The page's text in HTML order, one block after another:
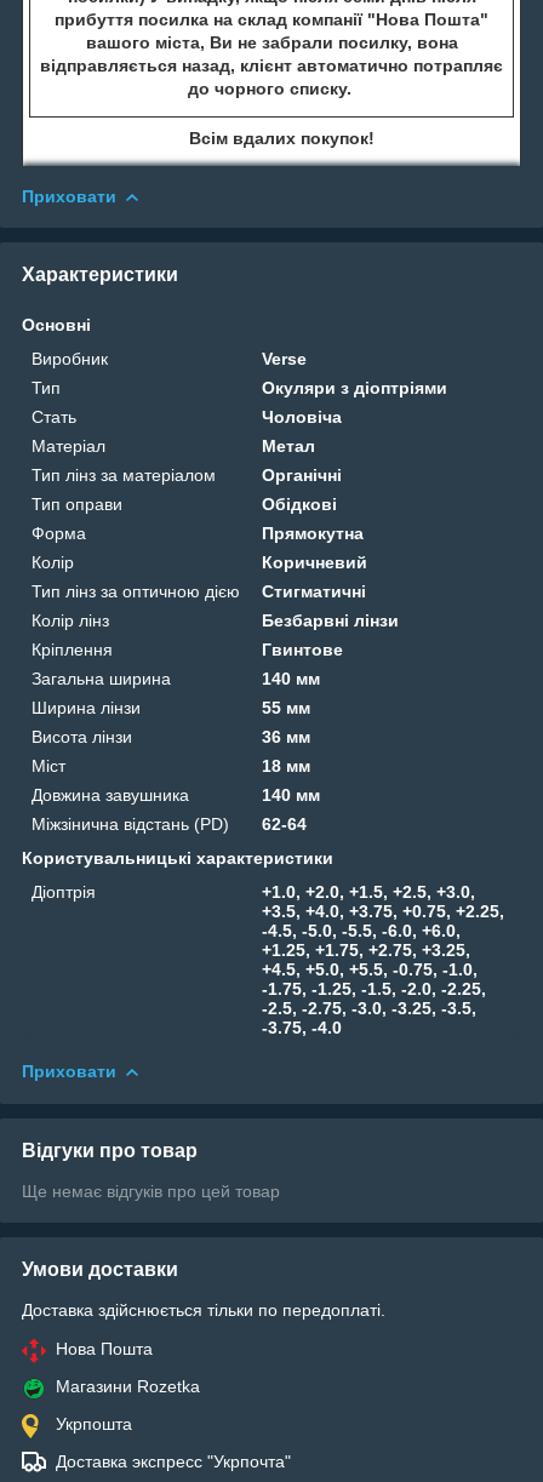
прибуття посилка на склад компанії "Нова Пошта"
вашого міста, Ви не забрали посилку, вона
відправляється назад, клієнт автоматично потрапляє
до чорного списку.
Всім вдалих покупок!
Приховати
Характеристики
Основні
Виробник
Verse
Тип
Окуляри з діоптріями
Стать
Чоловіча
Матеріал
Метал
Тип лінз за матеріалом
Органічні
Тип оправи
Обідкові
Форма
Прямокутна
Колір
Коричневий
Тип лінз за оптичною дією
Стигматичні
Колір лінз
Безбарвні лінзи
Кріплення
Гвинтове
Загальна ширина
140 мм
Ширина лінзи
55 мм
Висота лінзи
36 мм
Міст
18 мм
Довжина завушника
140 мм
Міжзінична відстань (PD)
62-64
Користувальницькі характеристики
Діоптрія
+1.0, +2.0, +1.5, +2.5, +3.0,
+3.5, +4.0, +3.75, +0.75, +2.25,
-4.5, -5.0, -5.5, -6.0, +6.0,
+1.25, +1.75, +2.75, +3.25,
+4.5, +5.0, +5.5, -0.75, -1.0,
-1.75, -1.25, -1.5, -2.0, -2.25,
-2.5, -2.75, -3.0, -3.25, -3.5,
-3.75, -4.0
Приховати
Відгуки про товар
Ще немає відгуків про цей товар
Умови доставки
Доставка здійснюється тільки по передоплаті.
Нова Пошта
Магазини Rozetka
Укрпошта
Доставка экспресс "Укрпочта"